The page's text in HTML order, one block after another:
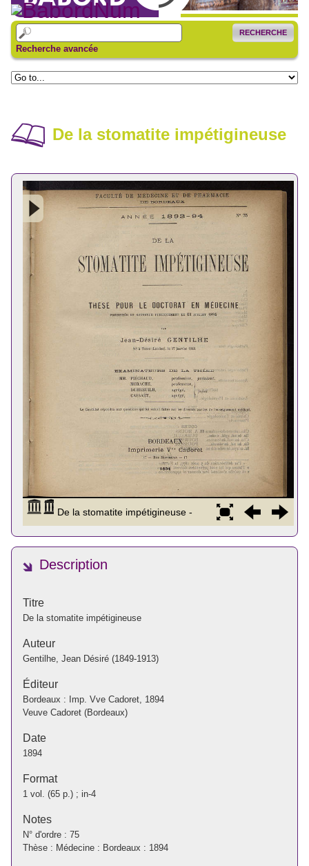
RECHERCHE
Recherche avancée
De la stomatite impétigineuse
Description
Titre
De la stomatite impétigineuse
Auteur
Gentilhe, Jean Désiré (1849-1913)
Éditeur
Bordeaux : Imp. Vve Cadoret, 1894
Veuve Cadoret (Bordeaux)
Date
1894
Format
1 vol. (65 p.) ; in-4
Notes
N° d'ordre : 75
Thèse : Médecine : Bordeaux : 1894